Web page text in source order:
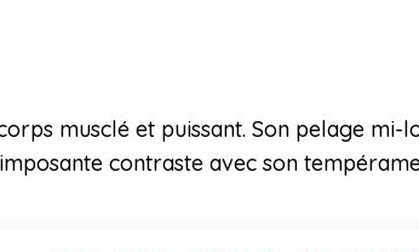
musclé et puissant. Son pelage mi-
contraste avec son